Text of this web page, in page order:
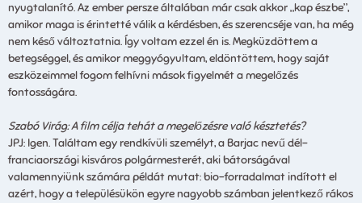
nyugtalanító. Az ember persze általában már csak akkor „kap észbe”,
amikor maga is érintetté válik a kérdésben, és szerencséje van, ha még
nem késő változtatnia. Így voltam ezzel én is. Megküzdöttem a
betegséggel, és amikor meggyógyultam, eldöntöttem, hogy saját
eszközeimmel fogom felhívni mások figyelmét a megelőzés
fontosságára.
Szabó Virág: A film célja tehát a megelőzésre való késztetés?
JPJ: Igen. Találtam egy rendkívüli személyt, a Barjac nevű dél-
franciaországi kisváros polgármesterét, aki bátorságával
valamennyiünk számára példát mutat: bio-forradalmat indított el
azért, hogy a településükön egyre nagyobb számban jelentkező rákos